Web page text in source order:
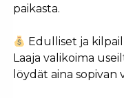
paikasta.
Edulliset ja
Laaja valikoima
löydät aina sopivan